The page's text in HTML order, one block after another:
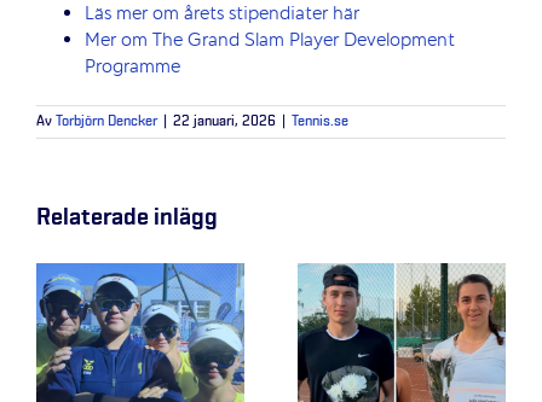
Läs mer om årets stipendiater här
Mer om The Grand Slam Player Development
Programme
Av Torbjörn Dencker 22 januari, 2026 Tennis.se
Relaterade inlägg